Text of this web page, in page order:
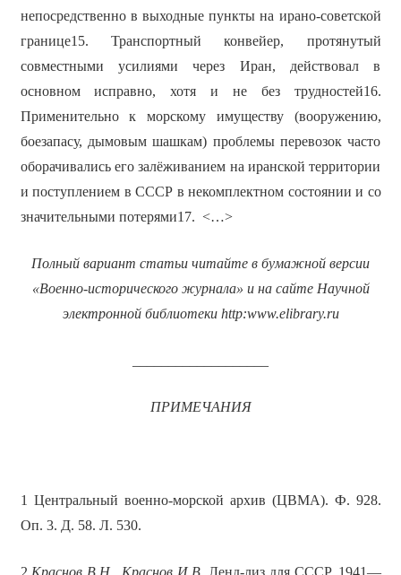
непосредственно в выходные пункты на ирано-советской
границе15. Транспортный конвейер, протянутый
совместными усилиями через Иран, действовал в
основном исправно, хотя и не без трудностей16.
Применительно к морскому имуществу (вооружению,
боезапасу, дымовым шашкам) проблемы перевозок часто
оборачивались его залёживанием на иранской территории
и поступлением в СССР в некомплектном состоянии и со
значительными потерями17. <…>
Полный вариант статьи читайте в бумажной версии
«Военно-исторического журнала» и на сайте Научной
электронной библиотеки http:www.elibrary.ru
ПРИМЕЧАНИЯ
1 Центральный военно-морской архив (ЦВМА). Ф. 928.
Оп. 3. Д. 58. Л. 530.